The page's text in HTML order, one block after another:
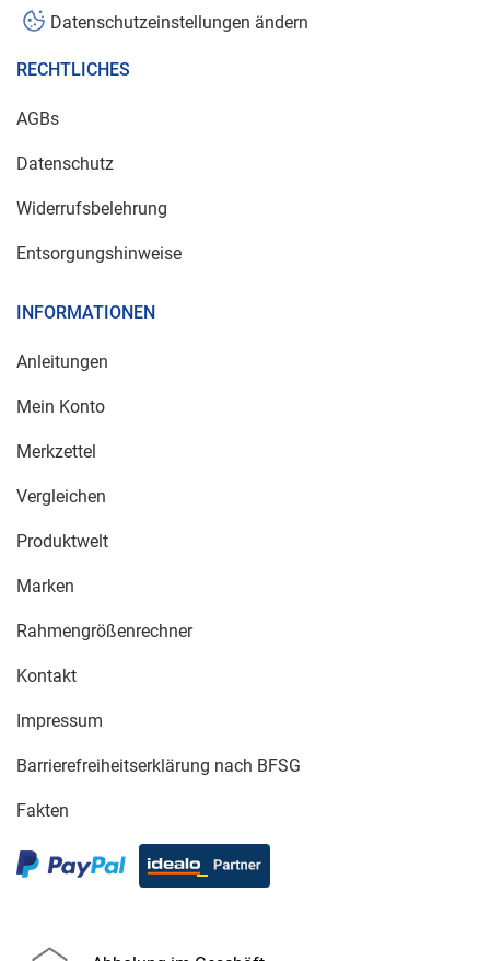
Datenschutzeinstellungen ändern
RECHTLICHES
AGBs
Datenschutz
Widerrufsbelehrung
Entsorgungshinweise
INFORMATIONEN
Anleitungen
Mein Konto
Merkzettel
Vergleichen
Produktwelt
Marken
Rahmengrößenrechner
Kontakt
Impressum
Barrierefreiheitserklärung nach BFSG
Fakten